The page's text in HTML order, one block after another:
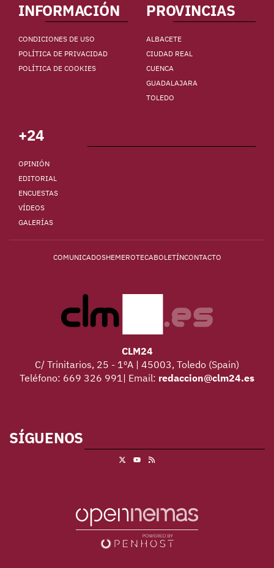
INFORMACIÓN
CONDICIONES DE USO
POLÍTICA DE PRIVACIDAD
POLÍTICA DE COOKIES
PROVINCIAS
ALBACETE
CIUDAD REAL
CUENCA
GUADALAJARA
TOLEDO
+24
OPINIÓN
EDITORIAL
ENCUESTAS
VÍDEOS
GALERÍAS
COMUNICADOSHEMEROTECABOLETÍNCONTACTO
CLM24
C/ Trinitarios, 25 - 1ºA | 45003, Toledo (Spain)
Teléfono: 669 326 991| Email: redaccion@clm24.es
SÍGUENOS